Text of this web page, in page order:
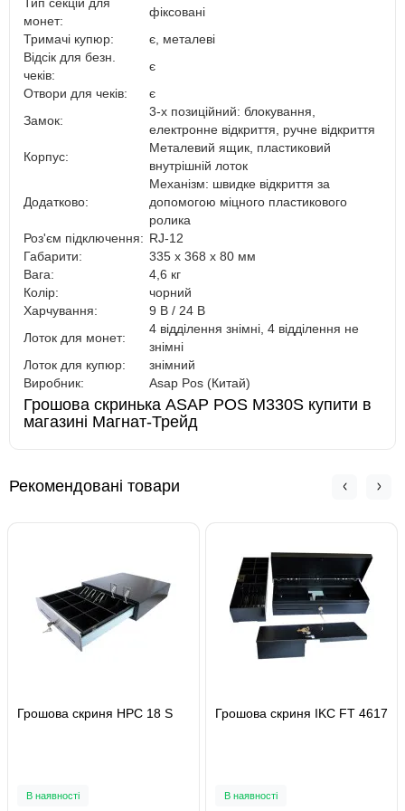
Тип секцій для
монет:
фіксовані
Тримачі купюр:
є, металеві
Відсік для безн.
чеків:
є
Отвори для чеків:
є
Замок:
3-х позиційний: блокування,
електронне відкриття, ручне відкриття
Корпус:
Металевий ящик, пластиковий
внутрішній лоток
Додатково:
Механізм: швидке відкриття за
допомогою міцного пластикового
ролика
Роз'єм підключення: RJ-12
Габарити:
335 x 368 x 80 мм
Вага:
4,6 кг
Колір:
чорний
Харчування:
9 В / 24 В
Лоток для монет:
4 відділення знімні, 4 відділення не
знімні
Лоток для купюр:
знімний
Виробник:
Asap Pos (Китай)
Грошова скринька ASAP POS M330S купити в
магазині Магнат-Трейд
Рекомендовані товари
Грошова скриня HPC 18 S
В наявності
Грошова скриня IKC FT 4617
В наявності